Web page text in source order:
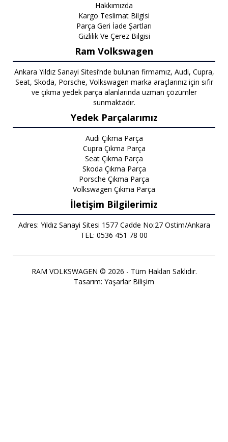
Hakkımızda
Kargo Teslimat Bilgisi
Parça Geri İade Şartları
Gizlilik Ve Çerez Bilgisi
Ram Volkswagen
Ankara Yıldız Sanayi Sitesi’nde bulunan firmamız, Audi, Cupra,
Seat, Skoda, Porsche, Volkswagen marka araçlarınız için sıfır
ve çıkma yedek parça alanlarında uzman çözümler
sunmaktadır.
Yedek Parçalarımız
Audi Çıkma Parça
Cupra Çıkma Parça
Seat Çıkma Parça
Skoda Çıkma Parça
Porsche Çıkma Parça
Volkswagen Çıkma Parça
İletişim Bilgilerimiz
Adres: Yıldız Sanayi Sitesi 1577 Cadde No:27 Ostim/Ankara
TEL: 0536 451 78 00
RAM VOLKSWAGEN © 2026 - Tüm Hakları Saklıdır.
Tasarım: Yaşarlar Bilişim